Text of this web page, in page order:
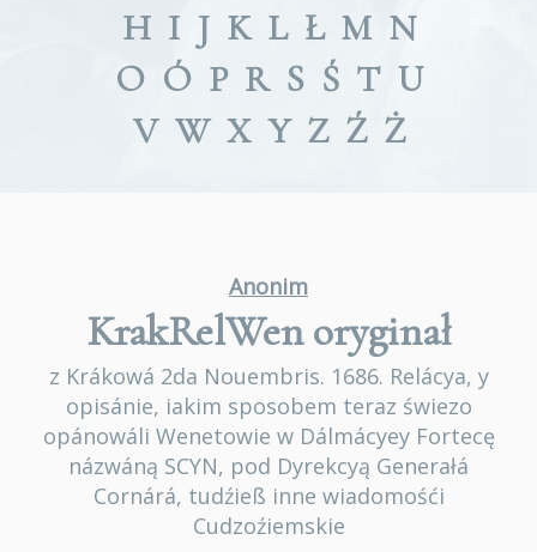
H I J K L Ł M N
O Ó P R S Ś T U
V W X Y Z Ź Ż
Anonim
KrakRelWenoryginał
z Krákowá 2da Nouembris. 1686. Relácya, y
opisánie, iakim sposobem teraz świezo
opánowáli Wenetowie w Dálmácyey Fortecę
názwáną SCYN, pod Dyrekcyą Generałá
Cornárá, tudźieß inne wiadomośći
Cudzoźiemskie